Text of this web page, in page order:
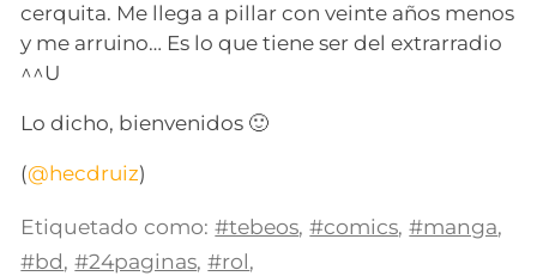
cerquita. Me llega a pillar con veinte años menos
y me arruino… Es lo que tiene ser del extrarradio
^^U
Lo dicho, bienvenidos 🙂
(@hecdruiz)
Etiquetado como: #tebeos,#comics,#manga,
#bd,#24paginas,#rol,